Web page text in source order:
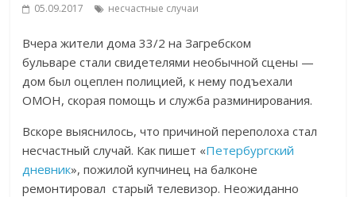
05.09.2017 несчастные случаи
Вчера жители дома 33/2 на Загребском
бульваре стали свидетелями необычной сцены —
дом был оцеплен полицией, к нему подъехали
ОМОН, скорая помощь и служба разминирования.
Вскоре выяснилось, что причиной переполоха стал
несчастный случай. Как пишет «Петербургский
дневник», пожилой купчинец на балконе
ремонтировал старый телевизор. Неожиданно